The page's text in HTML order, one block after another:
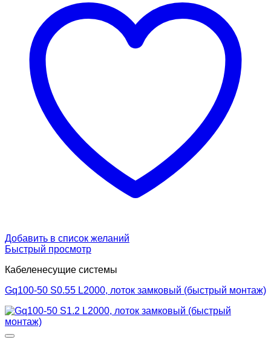
Добавить в список желаний
Быстрый просмотр
Кабеленесущие системы
Gq100-50 S0.55 L2000, лоток замковый (быстрый монтаж)